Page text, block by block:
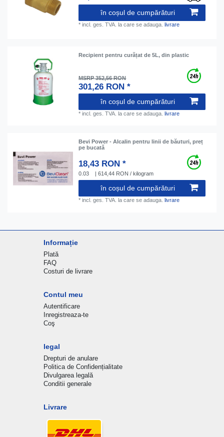
în coșul de cumpărături
*incl. ges. TVA. la care se adauga. livrare
Recipient pentru curățat de 5L, din plastic
MSRP 352,56 RON
301,26 RON *
în coșul de cumpărături
*incl. ges. TVA. la care se adauga.livrare
Bevi Power - Аlcalin pentru linii de băuturi, preț
pe bucată
18,43 RON *
0.03 | 614,44 RON / kilogram
în coșul de cumpărături
*incl. ges. TVA. la care se adauga. livrare
Informație
Plată
FAQ
Costuri de livrare
Contul meu
Autentificare
Inregistreaza-te
Coş
legal
Drepturi de anulare
Politica de Confidențialitate
Divulgarea legală
Conditii generale
Livrare